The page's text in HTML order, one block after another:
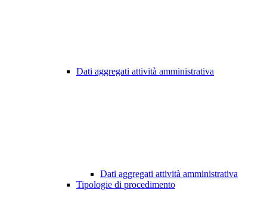
Dati aggregati attività amministrativa
Dati aggregati attività amministrativa
Tipologie di procedimento